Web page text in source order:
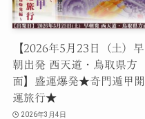
【2026年5月23日（土）早
朝出発 西天道・鳥取県方
面】盛運爆発★奇門遁甲開
運旅行★
2026年3月4日